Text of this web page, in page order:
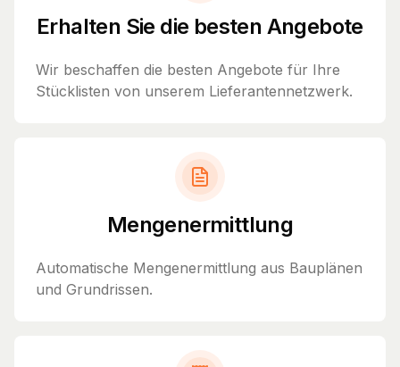
Erhalten Sie die besten Angebote
Wir beschaffen die besten Angebote für Ihre
Stücklisten von unserem Lieferantennetzwerk.
Mengenermittlung
Automatische Mengenermittlung aus Bauplänen
und Grundrissen.